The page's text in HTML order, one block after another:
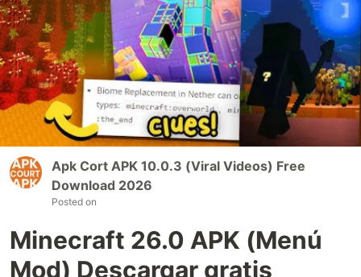
Apk Cort APK 10.0.3 (Viral Videos) Free
Download 2026
Posted on
Minecraft 26.0 APK (Menú
Mod) Descargar gratis